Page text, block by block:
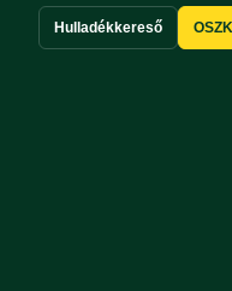
Hulladékkereső